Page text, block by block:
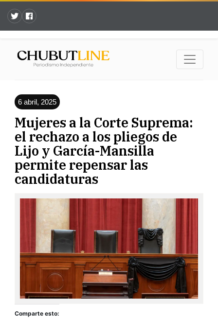
6 abril, 2025
Mujeres a la Corte Suprema:
el rechazo a los pliegos de
Lijo y García-Mansilla
permite repensar las
candidaturas
Comparte esto: